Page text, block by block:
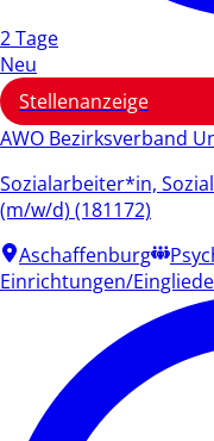
2 Tage
Neu
Stellenanzeige
AWO Bezirksverband
Sozialarbeiter*in,
(m/w/d) (181172)
Aschaffenburg
Einrichtungen/